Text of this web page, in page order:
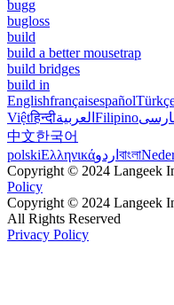
bugg
bugloss
build
build a better mousetrap
build bridges
build in
Englishfrançaisespañol
Việtहिन्दीالعربية Filipino
中文한국어
polskiΕλληνικάاردو বাংলা
Copyright © 2024 Langeek
Policy
Copyright © 2024 Langeek
All Rights Reserved
Privacy Policy